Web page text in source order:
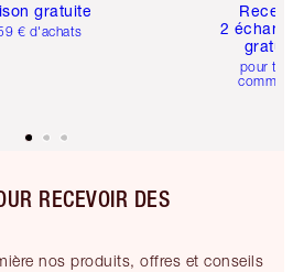
gratuite
€ d'achats
2
pour
RECEVOIR DES
nos produits, offres et conseils